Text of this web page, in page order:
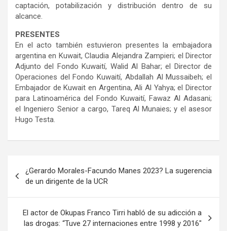
captación, potabilización y distribución dentro de su
alcance.
PRESENTES
En el acto también estuvieron presentes la embajadora
argentina en Kuwait, Claudia Alejandra Zampieri; el Director
Adjunto del Fondo Kuwaití, Walid Al Bahar; el Director de
Operaciones del Fondo Kuwaití, Abdallah Al Mussaibeh; el
Embajador de Kuwait en Argentina, Ali Al Yahya; el Director
para Latinoamérica del Fondo Kuwaití, Fawaz Al Adasani;
el Ingeniero Senior a cargo, Tareq Al Munaies; y el asesor
Hugo Testa.
de
entradas
¿Gerardo Morales-Facundo Manes 2023? La sugerencia
de un dirigente de la UCR
El actor de Okupas Franco Tirri habló de su adicción a
las drogas: “Tuve 27 internaciones entre 1998 y 2016″